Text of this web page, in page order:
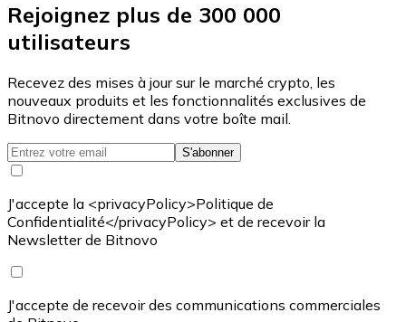
Rejoignez plus de 300 000
utilisateurs
Recevez des mises à jour sur le marché crypto, les
nouveaux produits et les fonctionnalités exclusives de
Bitnovo directement dans votre boîte mail.
S'abonner
J'accepte la <privacyPolicy>Politique de
Confidentialité</privacyPolicy> et de recevoir la
Newsletter de Bitnovo
J'accepte de recevoir des communications commerciales